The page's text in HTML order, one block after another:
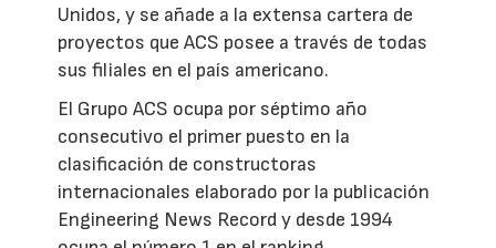
Unidos, y se añade a la extensa cartera de
proyectos que ACS posee a través de todas
sus filiales en el país americano.
El Grupo ACS ocupa por séptimo año
consecutivo el primer puesto en la
clasificación de constructoras
internacionales elaborado por la publicación
Engineering News Record y desde 1994